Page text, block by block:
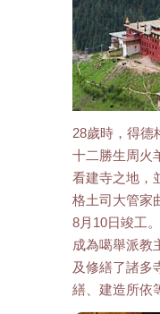
28歲時，得德
十二勝生周火
看建寺之地，
格土司大管家
8月10日竣工
成為噶舉派教
及修繕了諸多
繕、建造所依